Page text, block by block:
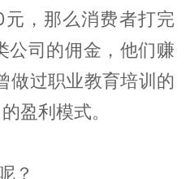
，那么消费者打完
公司的佣金，他们赚
做过职业教育培训的
盈利模式。
？